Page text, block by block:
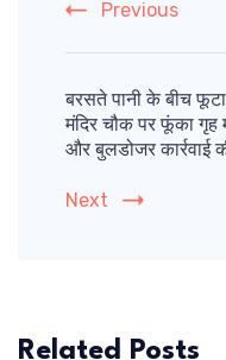
Previous
बरसते पानी के बीच
मंदिर चौक पर फूंका गृह
और बुलडोजर कार्रवाई
Next
Related Posts